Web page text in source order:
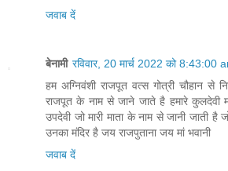
जवाब दें
बेनामी रविवार, 20 मार्च 2022 को 8:43:00
हम अग्निवंशी राजपूत वत्स गोत्री चौहान से
राजपूत के नाम से जाने जाते है हमारे कुलदेवी
उपदेवी जो मारी माता के नाम से जानी जाती है
उनका मंदिर है जय राजपुताना जय मां भवानी
जवाब दें